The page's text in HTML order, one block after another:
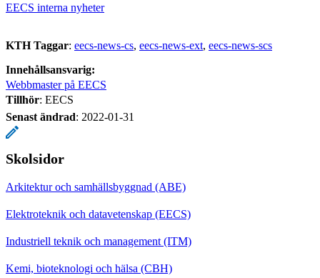
EECS interna nyheter
KTH Taggar: eecs-news-cs eecs-news-ext eecs-news-scs
Innehållsansvarig:
Webbmaster på EECS
Tillhör: EECS
Senast ändrad: 2022-01-31
Skolsidor
Arkitektur och samhällsbyggnad (ABE)
Elektroteknik och datavetenskap (EECS)
Industriell teknik och management (ITM)
Kemi, bioteknologi och hälsa (CBH)